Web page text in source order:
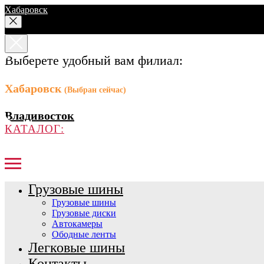
Хабаровск
Выберете удобный вам филиал:
Хабаровск (Выбран сейчас)
Владивосток
КАТАЛОГ:
Грузовые шины
Грузовые шины
Грузовые диски
Автокамеры
Ободные ленты
Легковые шины